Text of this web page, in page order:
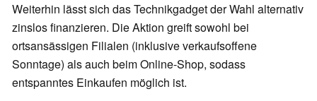
Weiterhin lässt sich das Technikgadget der Wahl alternativ
zinslos finanzieren. Die Aktion greift sowohl bei
ortsansässigen Filialen (inklusive verkaufsoffene
Sonntage) als auch beim Online-Shop, sodass
entspanntes Einkaufen möglich ist.